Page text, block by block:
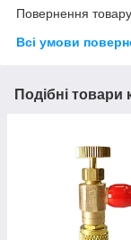
Повернення
Всі умови
Подібні товари